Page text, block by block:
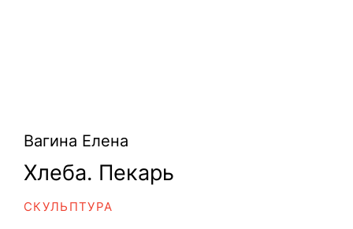
Вагина Елена
Хлеба. Пекарь
СКУЛЬПТУРА